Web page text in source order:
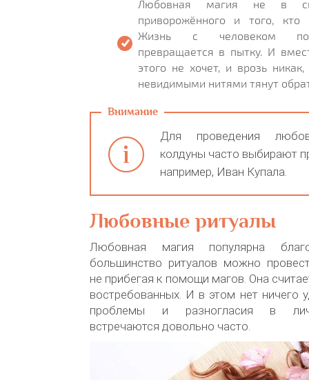
Любовная магия не в
приворожённого и того, кто
Жизнь с человеком
превращается в пытку. И
этого не хочет, и врозь
невидимыми нитями тянут
Для проведения
колдуны часто выбирают
например, Иван Купала.
Любовные ритуалы
Любовная магия популярна
большинство ритуалов можно
не прибегая к помощи магов. Она
востребованных. И в этом нет ничего
проблемы и разногласия в
встречаются довольно часто.